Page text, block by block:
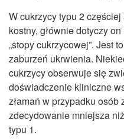
W cukrzycy typu 2
kostny, głównie dotyczy
„stopy cukrzycowej”. Jest
zaburzeń ukrwienia.
cukrzycy obserwuje się
doświadczenie kliniczne
złamań w przypadku osób
zdecydowanie mniejsza
typu 1.